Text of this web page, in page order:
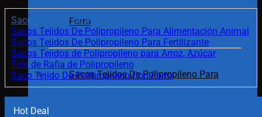
Forro
Sacos Tejidos De Polipropileno Para
Sacos Tejidos De Polipropileno
Sacos Tejidos De Polipropileno Para Alimentación Animal
Sacos Tejidos De Polipropileno Para Fertilizante
Sacos Tejidos de Polipropileno para Arroz, Azúcar
Tela de Rafia de Polipropileno
Saco Tejido De Polipropileno Con Forro
Hot Deal